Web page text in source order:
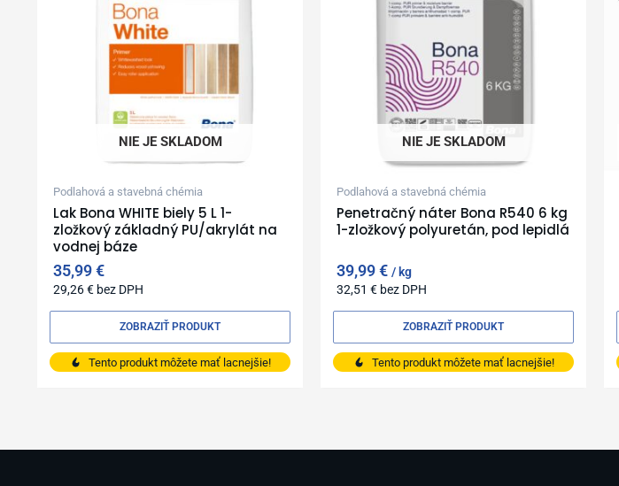
NIE JE SKLADOM
Podlahová a stavebná chémia
Lak Bona WHITE biely 5 L 1-
zložkový základný PU/akrylát na
vodnej báze
35,99€
29,26€ bez DPH
Tento produkt môžete mať lacnejšie!
ZOBRAZIŤ PRODUKT
NIE JE SKLADOM
Podlahová a stavebná chémia
Penetračný náter Bona R540 6 kg
1-zložkový polyuretán, pod lepidlá
39,99€ kg
32,51 € bez DPH
Tento produkt môžete mať lacnejšie!
ZOBRAZIŤ PRODUKT